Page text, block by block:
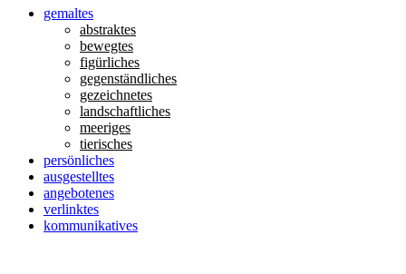
gemaltes
abstraktes
bewegtes
figürliches
gegenständliches
gezeichnetes
landschaftliches
meeriges
tierisches
persönliches
ausgestelltes
angebotenes
verlinktes
kommunikatives